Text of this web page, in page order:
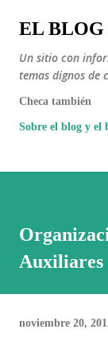
EL
Un sitio con
temas dignos de
Checa también
Sobre el blog y el
Auxiliares
noviembre 20,